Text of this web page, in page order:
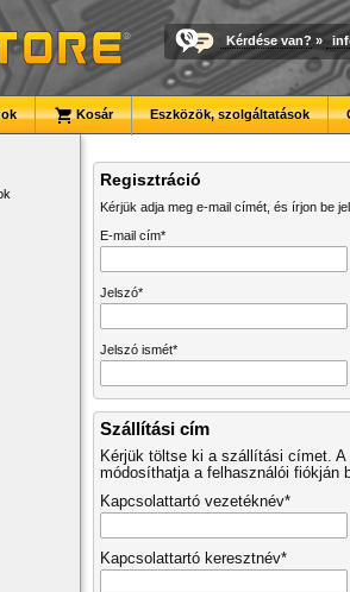
Kérdése van? »
Kosár Eszközök, szolgáltatások
Regisztráció
Kérjük adja meg e-mail címét, és írjon be
E-mail cím*
Jelszó*
Jelszó ismét*
Szállítási cím
Kérjük töltse ki a szállítási címet.
módosíthatja a felhasználói fiókján
Kapcsolattartó vezetéknév*
Kapcsolattartó keresztnév*